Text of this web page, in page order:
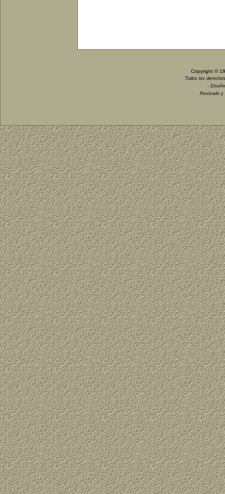
Copyright ©
Todos los
-
Revisado y